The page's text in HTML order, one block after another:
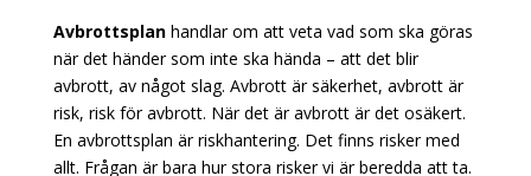
Avbrottsplanhandlar om att veta vad som ska göras
när det händer som inte ska hända – att det blir
avbrott, av något slag. Avbrott är säkerhet, avbrott är
risk, risk för avbrott. När det är avbrott är det osäkert.
En avbrottsplan är riskhantering. Det finns risker med
allt. Frågan är bara hur stora risker vi är beredda att ta.